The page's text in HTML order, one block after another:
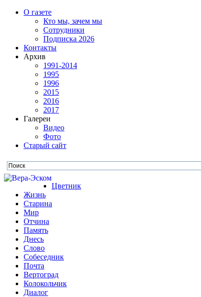
О газете
Кто мы, зачем мы
Сотрудники
Подписка 2026
Контакты
Архив
1991-2014
1995
1996
2015
2016
2017
Галереи
Видео
Фото
Старый сайт
Цветник
Жизнь
Старина
Мир
Отчина
Память
Днесь
Слово
Собеседник
Почта
Вертоград
Колокольчик
Диалог